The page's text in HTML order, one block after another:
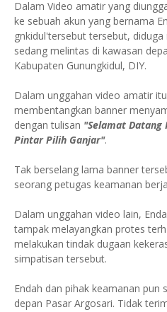
Dalam Video amatir yang
ke sebuah akun yang bernama
gnkidul'tersebut tersebut,
sedang melintas di kawasan
Kabupaten Gunungkidul, DIY.
Dalam unggahan video amatir
membentangkan banner
dengan tulisan "Selamat Datang
Pintar Pilih Ganjar".
Tak berselang lama banner
seorang petugas keamanan
Dalam unggahan video lain,
tampak melayangkan protes
melakukan tindak dugaan
simpatisan tersebut.
Endah dan pihak keamanan
depan Pasar Argosari. Tidak